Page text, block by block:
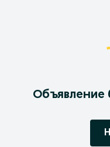
Объявление